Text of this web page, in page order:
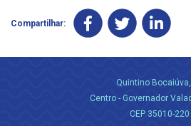
Compartilhar:
Quintino Bocaiúva,
Centro - Governador
CEP 35010-220